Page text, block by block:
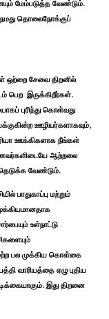
மேம்படுத்த வேண்டும்.
நமது தொலைநோக்குப்
ஒற்றை சேவை திறனில்
பெற இருக்கிறீர்கள்.
புரிந்து கொள்வது
ஊழியர்களாகவும்,
ஊக்கிகளாக நீங்கள்
ஆற்றலை
வேண்டும்.
பாதுகாப்பு மற்றும்
உள்நாட்டு
பல முக்கிய கொள்கை
வாரியத்தை ஏழு புதிய
இது திறனை